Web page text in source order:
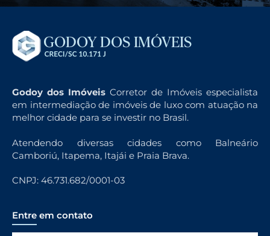
Godoy dos Imóveis Corretor de Imóveis especialista
em intermediação de imóveis de luxo com atuação na
melhor cidade para se investir no Brasil.
Atendendo diversas cidades como Balneário
Camboriú, Itapema, Itajái e Praia Brava.
CNPJ: 46.731.682/0001-03
Entre em contato